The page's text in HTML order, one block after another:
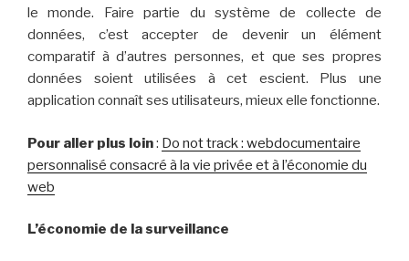
le monde. Faire partie du système de collecte de
données, c’est accepter de devenir un élément
comparatif à d’autres personnes, et que ses propres
données soient utilisées à cet escient. Plus une
application connaît ses utilisateurs, mieux elle fonctionne.
Pour aller plus loin: Do not track : webdocumentaire
personnalisé consacré à la vie privée et à l’économie du
web
L’économie de la surveillance